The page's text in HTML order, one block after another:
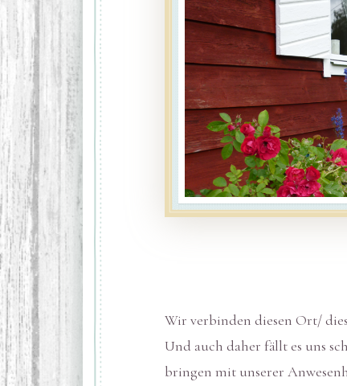
Wir verbinden diesen Ort/
Und auch daher fällt es uns
bringen mit unserer